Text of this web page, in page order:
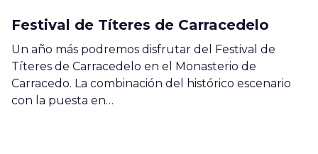
Festival de Títeres de Carracedelo
Un año más podremos disfrutar del Festival de
Títeres de Carracedelo en el Monasterio de
Carracedo. La combinación del histórico escenario
con la puesta en…